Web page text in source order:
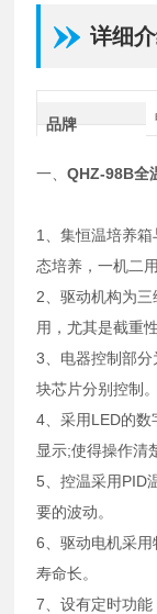
详细
品牌
一、QHZ-98B全
1、集恒温培养
态培养，一机二用
2、驱动机构为
用，尤其是截重
3、电器控制部
块芯片分别控制。
4、采用LED的
显示;使得操作清
5、控温采用PID
要的波动。
6、驱动电机采用
寿命长。
7、设有定时功能